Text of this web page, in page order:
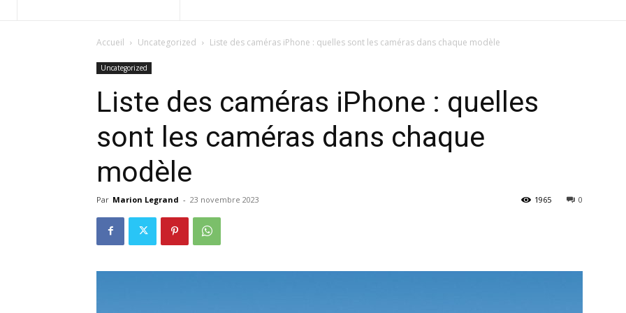
Accueil Uncategorized Liste des caméras iPhone : quelles sont les caméras dans chaque modèle
Uncategorized
Liste des caméras iPhone : quelles
sont les caméras dans chaque
modèle
Par Marion Legrand - 23 novembre 2023 0
1965